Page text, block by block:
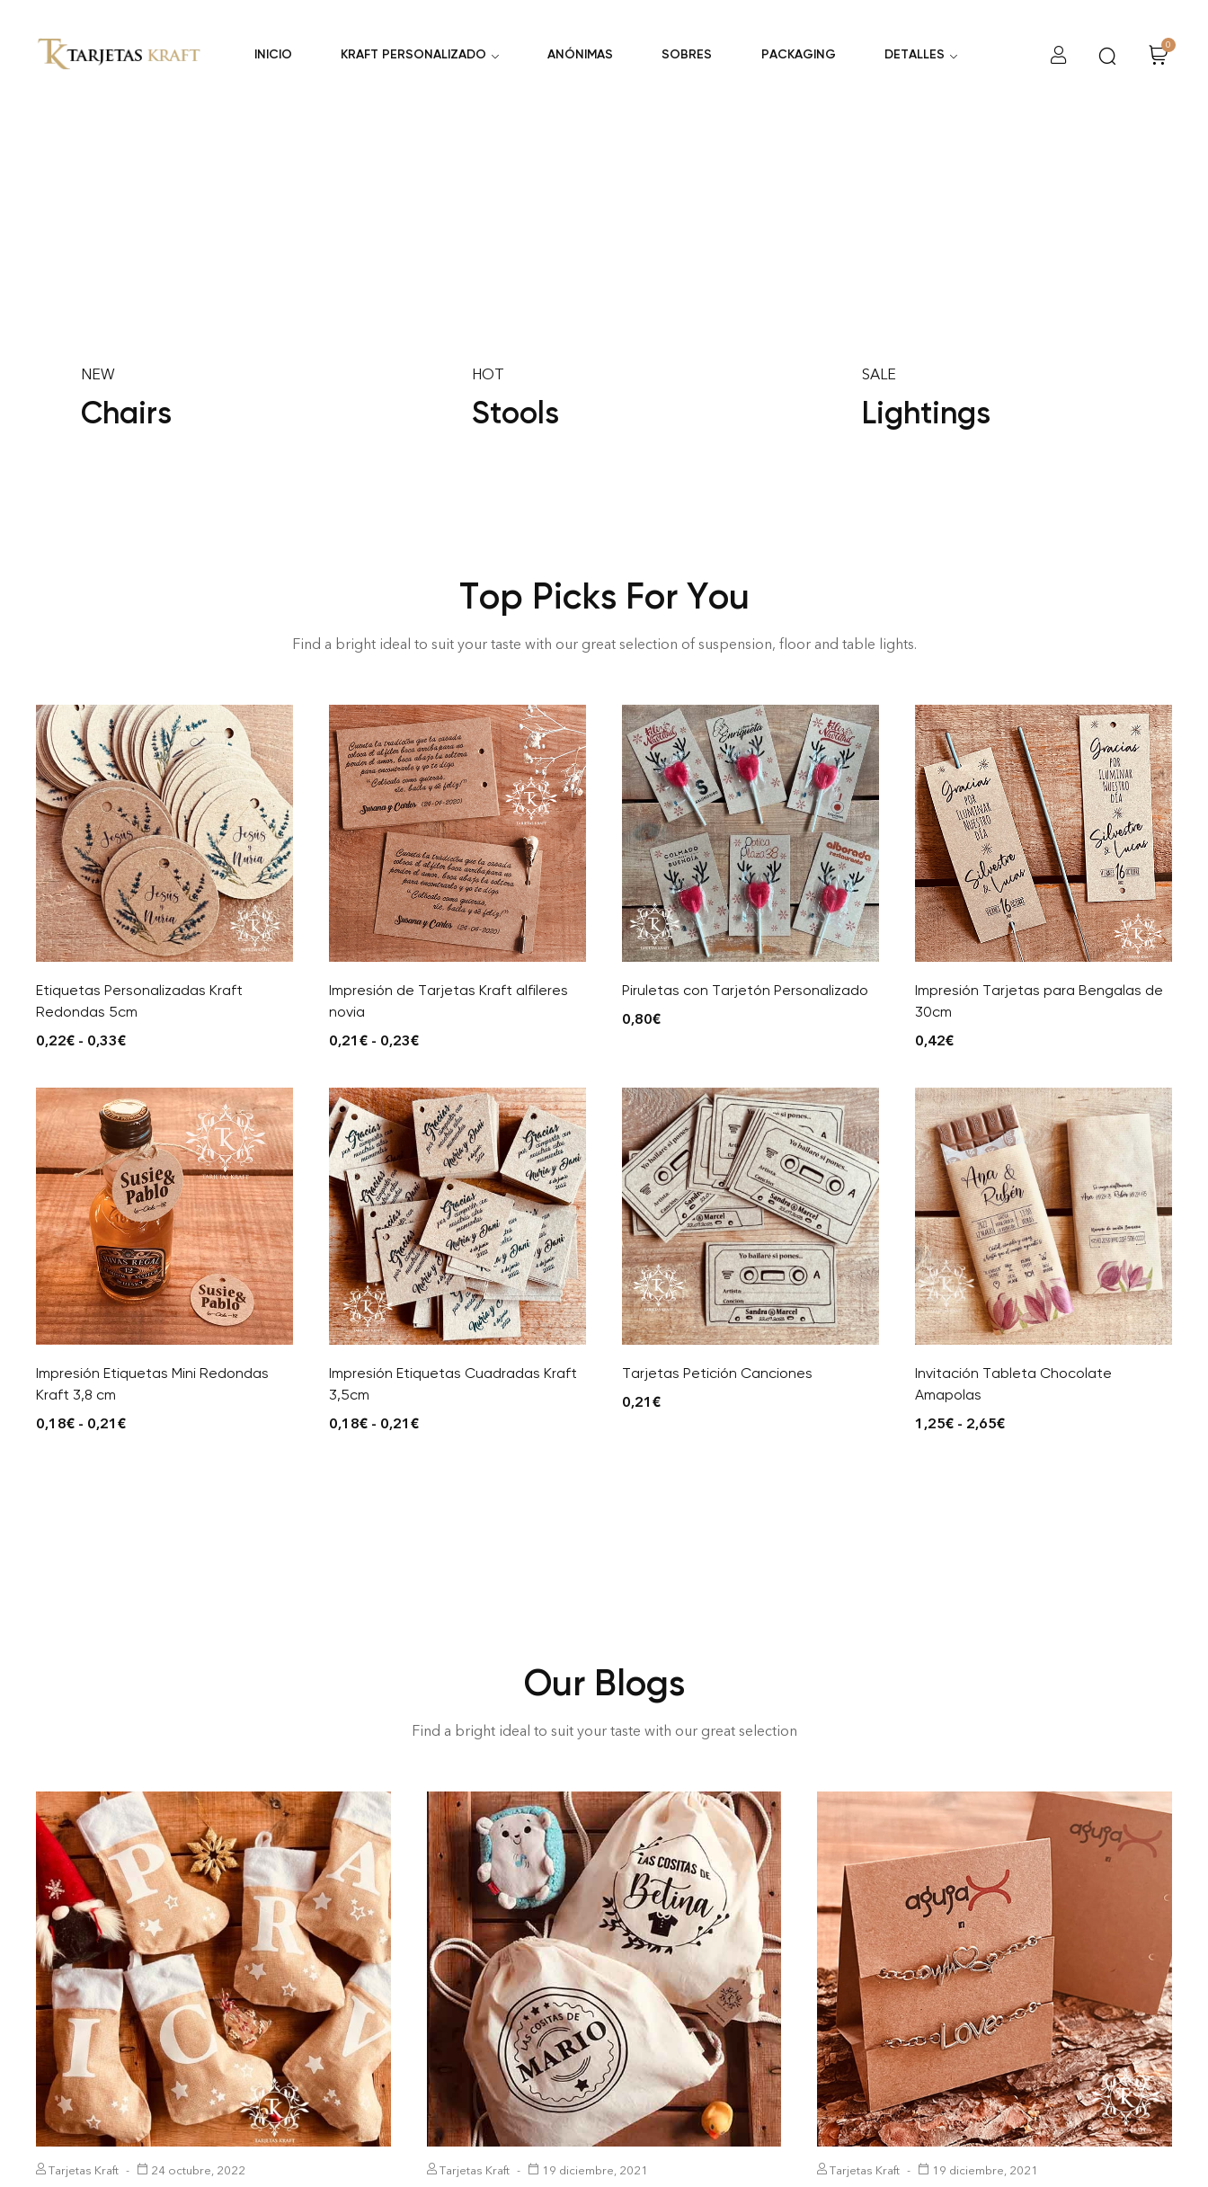
INICIO KRAFT PERSONALIZADO ANÓNIMAS SOBRES PACKAGING DETALLES
0
NEW
Chairs
HOT
Stools
SALE
Lightings
Top Picks For You
Find a bright ideal to suit your taste with our great selection of suspension, floor and table lights.
Etiquetas Personalizadas Kraft
Redondas 5cm
0,22€ - 0,33€
Impresión de Tarjetas Kraft alfileres
novia
0,21 € - 0,23€
Piruletas con Tarjetón Personalizado
0,80€
Impresión Tarjetas para Bengalas de
30cm
0,42€
Impresión Etiquetas Mini Redondas
Kraft 3,8 cm
0,18€ - 0,21 €
Impresión Etiquetas Cuadradas Kraft
3,5cm
0,18€ - 0,21 €
Tarjetas Petición Canciones
0,21 €
Invitación Tableta Chocolate
Amapolas
1,25€ - 2,65€
Our Blogs
Find a bright ideal to suit your taste with our great selection
Tarjetas Kraft 24 octubre, 2022 Tarjetas Kraft 19 diciembre, 2021 Tarjetas Kraft 19 diciembre, 2021